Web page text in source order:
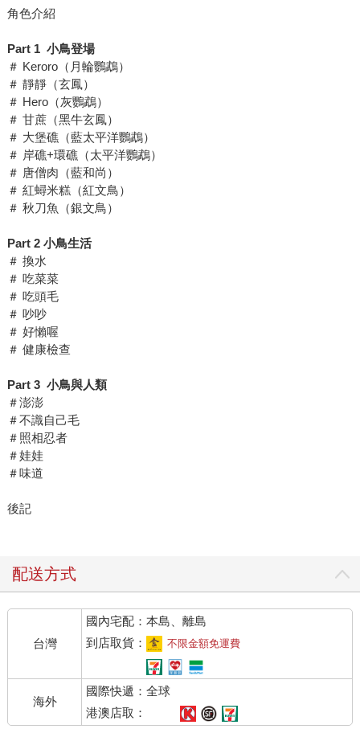
角色介紹
Part 1 小鳥登場
＃ Keroro（月輪鸚鵡）
＃ 靜靜（玄鳳）
＃ Hero（灰鸚鵡）
＃ 甘蔗（黑牛玄鳳）
＃ 大堡礁（藍太平洋鸚鵡）
＃ 岸礁+環礁（太平洋鸚鵡）
＃ 唐僧肉（藍和尚）
＃ 紅蟳米糕（紅文鳥）
＃ 秋刀魚（銀文鳥）
Part 2 小鳥生活
＃ 換水
＃ 吃菜菜
＃ 吃頭毛
＃ 吵吵
＃ 好懶喔
＃ 健康檢查
Part 3 小鳥與人類
＃澎澎
＃不識自己毛
＃照相忍者
＃娃娃
＃味道
後記
配送方式
台灣
國內宅配：本島、離島
到店取貨：
不限金額免運費
海外
國際快遞：全球
港澳店取：